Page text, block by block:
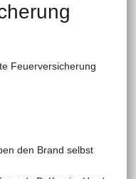
Feuerversicherung
den Brand selbst